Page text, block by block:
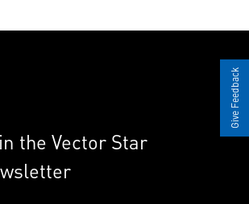
the Vector Star
Give Feedback